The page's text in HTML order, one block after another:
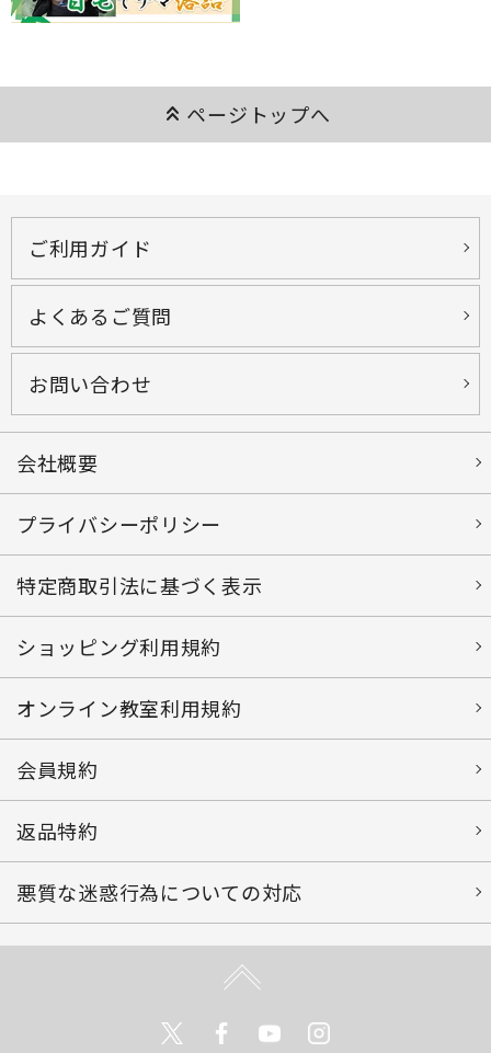
keyboard_double_arrow_up ページトップへ
ご利用ガイド
よくあるご質問
お問い合わせ
会社概要
プライバシーポリシー
特定商取引法に基づく表示
ショッピング利用規約
オンライン教室利用規約
会員規約
返品特約
悪質な迷惑行為についての対応
TwitterFacebookYoutube